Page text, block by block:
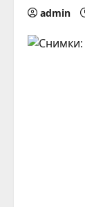
admin